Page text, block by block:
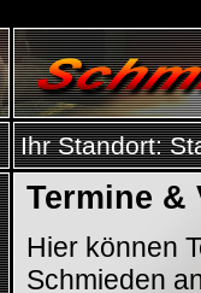
Ihr Standort:
Termine &
Hier können
Schmieden